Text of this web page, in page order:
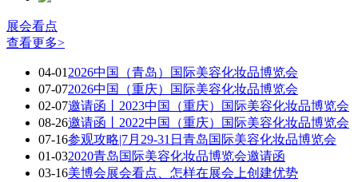
展会看点
查看更多>
04-012026中国（青岛）国际美容化妆品博览会
07-072026中国（重庆）国际美容化妆品博览会
02-07邀请函丨2023中国（重庆）国际美容化妆品博览会
08-26邀请函丨2022中国（重庆）国际美容化妆品博览会
07-16参观攻略|7月29-31日青岛国际美容化妆品博览会
01-032020青岛国际美容化妆品博览会邀请函
03-16美博会展会看点、怎样在展会上创建优势